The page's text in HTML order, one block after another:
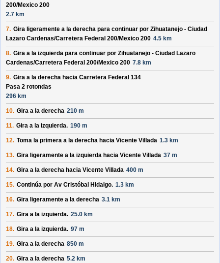
200/Mexico 200
2.7 km
7. Gira ligeramente a la derecha para continuar por Zihuatanejo - Ciudad
Lazaro Cardenas/Carretera Federal 200/Mexico 200 4.5 km
8. Gira a la izquierda para continuar por Zihuatanejo - Ciudad Lazaro
Cardenas/Carretera Federal 200/Mexico 200 7.8 km
9. Gira a la derecha hacia Carretera Federal 134
Pasa 2 rotondas
296 km
10. Gira a la derecha 210 m
11. Gira a la izquierda. 190 m
12. Toma la primera a la derecha hacia Vicente Villada 1.3 km
13. Gira ligeramente a la izquierda hacia Vicente Villada 37 m
14. Gira a la derecha hacia Vicente Villada 400 m
15. Continúa por Av Cristóbal Hidalgo. 1.3 km
16. Gira ligeramente a la derecha 3.1 km
17. Gira a la izquierda. 25.0 km
18. Gira a la izquierda. 97 m
19. Gira a la derecha 850 m
20. Gira a la derecha 5.2 km